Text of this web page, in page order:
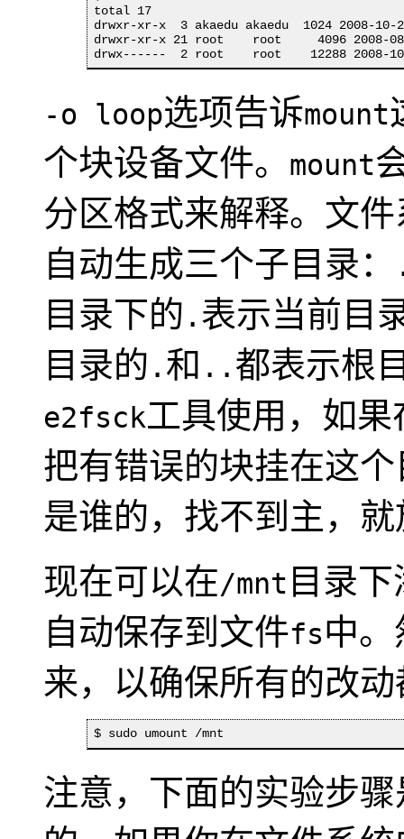
total 17
drwxr-xr-x  3 akaedu akaedu  1024 2008-10-
drwxr-xr-x 21 root    root     4096 2008-
drwx------  2 root    root    12288 2008-
-o loop选项告诉mount
个块设备文件。
mount
分区格式来解释。文
自动生成三个子目录：
目录下的 . 表示当前目
目录的 . 和 .. 都表示根
e2fsck工具使用，如
把有错误的块挂在这
是谁的，找不到主，就
现在可以在/mnt 目录
自动保存到文件fs中
来，以确保所有的改
$ sudo umount /mnt
注意，下面的实验步